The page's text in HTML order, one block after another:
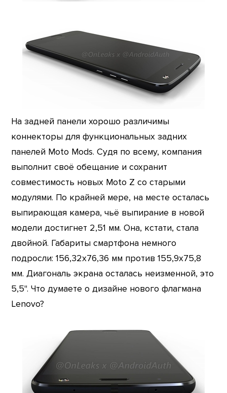
На задней панели хорошо различимы
коннекторы для функциональных задних
панелей Moto Mods. Судя по всему, компания
выполнит своё обещание и сохранит
совместимость новых Moto Z со старыми
модулями. По крайней мере, на месте осталась
выпирающая камера, чьё выпирание в новой
модели достигнет 2,51 мм. Она, кстати, стала
двойной. Габариты смартфона немного
подросли: 156,32х76,36 мм против 155,9х75,8
мм. Диагональ экрана осталась неизменной, это
5,5". Что думаете о дизайне нового флагмана
Lenovo?